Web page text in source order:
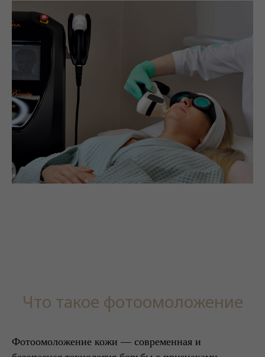
Что такое фотоомоложение
Фотоомоложение кожи — современная и